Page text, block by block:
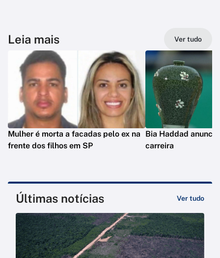
Leia mais Ver tudo
Mulher é morta a facadas pelo ex na
frente dos filhos em SP
Bia Haddad
carreira
Últimas notícias Ver tudo